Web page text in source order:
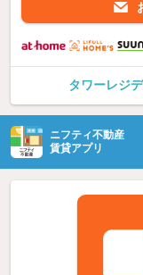
タワーレジ
ニフティ不動産
賃貸アプリ